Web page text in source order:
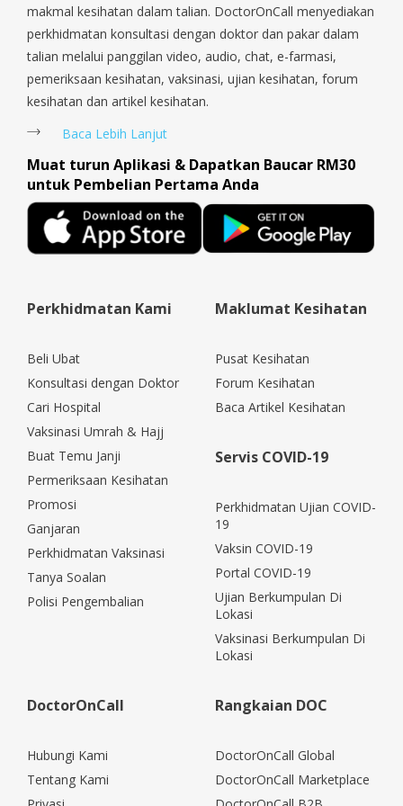
Tengah, Upper East Coast, Upper Bukit Timah, Upper Thomson,
Woodlands, West Coast, Yishun, Yio Chu Kang.
makmal kesihatan dalam talian. DoctorOnCall menyediakan
perkhidmatan konsultasi dengan doktor dan pakar dalam
talian melalui panggilan video, audio, chat, e-farmasi,
pemeriksaan kesihatan, vaksinasi, ujian kesihatan, forum
kesihatan dan artikel kesihatan.
Baca Lebih Lanjut
Muat turun Aplikasi & Dapatkan Baucar RM30
untuk Pembelian Pertama Anda
Perkhidmatan Kami
Beli Ubat
Konsultasi dengan Doktor
Cari Hospital
Vaksinasi Umrah & Hajj
Buat Temu Janji
Permeriksaan Kesihatan
Promosi
Ganjaran
Perkhidmatan Vaksinasi
Tanya Soalan
Polisi Pengembalian
Maklumat Kesihatan
Pusat Kesihatan
Forum Kesihatan
Baca Artikel Kesihatan
Servis COVID-19
Perkhidmatan Ujian COVID-
19
Vaksin COVID-19
Portal COVID-19
Ujian Berkumpulan Di
Lokasi
Vaksinasi Berkumpulan Di
Lokasi
DoctorOnCall
Hubungi Kami
Tentang Kami
Rangkaian DOC
DoctorOnCall Global
DoctorOnCall Marketplace